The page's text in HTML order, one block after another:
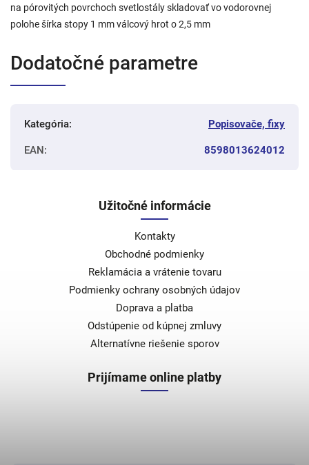
na pórovitých povrchoch svetlostály skladovať vo vodorovnej
polohe šírka stopy 1 mm válcový hrot o 2,5 mm
Dodatočné parametre
Kategória: Popisovače, fixy
EAN: 8598013624012
Užitočné informácie
Kontakty
Obchodné podmienky
Reklamácia a vrátenie tovaru
Podmienky ochrany osobných údajov
Doprava a platba
Odstúpenie od kúpnej zmluvy
Alternatívne riešenie sporov
Prijímame online platby